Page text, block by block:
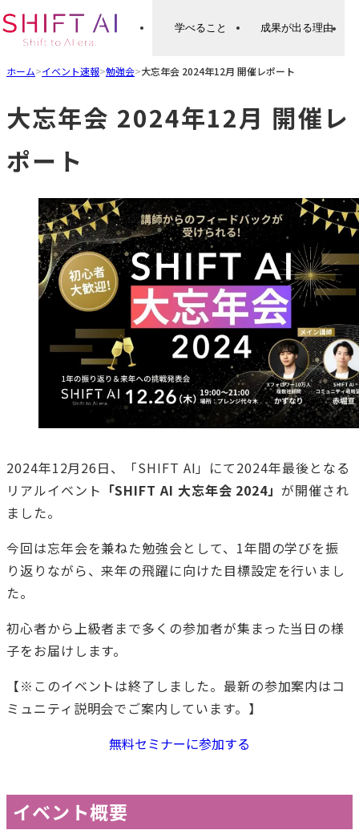
学べること 成果が出る理由
ホーム>イベント速報>勉強会>大忘年会 2024年12月 開催レポート
大忘年会 2024年12月 開催レ
ポート
2024年12月26日、「SHIFT AI」にて2024年最後となる
リアルイベント 「SHIFT AI 大忘年会 2024」が開催され
ました。
今回は忘年会を兼ねた勉強会として、1年間の学びを振
り返りながら、来年の飛躍に向けた目標設定を行いまし
た。
初心者から上級者まで多くの参加者が集まった当日の様
子をお届けします。
【※このイベントは終了しました。最新の参加案内はコ
ミュニティ説明会でご案内しています。】
無料セミナーに参加する
イベント概要